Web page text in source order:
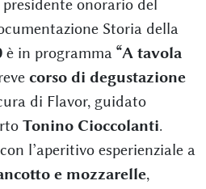
presidente onorario del
Storia della
è in programma “A tavola
corso di degustazione
di Flavor, guidato
Tonino Cioccolanti.
l’aperitivo esperienziale a
e mozzarelle,